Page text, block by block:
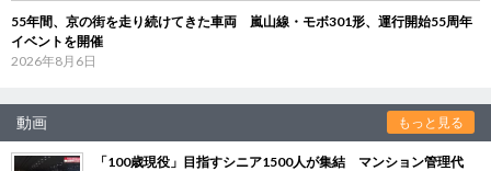
55年間、京の街を走り続けてきた車両 嵐山線・モボ301形、運行開始55周年
イベントを開催
2026年8月6日
動画 もっと見る
「100歳現役」目指すシニア1500人が集結 マンション管理代